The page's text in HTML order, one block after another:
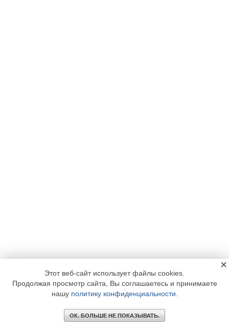
Этот веб-сайт использует файлы cookies.
Продолжая просмотр сайта, Вы соглашаетесь и принимаете
нашу политику конфиденциальности
ОК. БОЛЬШЕ НЕ ПОКАЗЫВАТЬ.
×